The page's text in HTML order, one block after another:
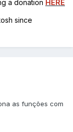
a donation HERE
since
as funções com